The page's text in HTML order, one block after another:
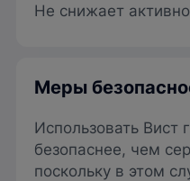
Не снижает
Меры
Использовать Вист
безопаснее, чем
поскольку в этом